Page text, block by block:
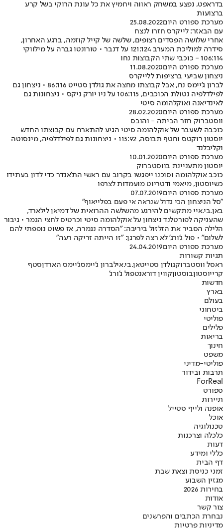
בדראפט, נפצע במשחק ראווה ויחמיץ את כל עונת הרוקי בשל קרע
ברצועות
מערכת ספורט היום25.08.2022
עם הבאזר: לייקרס חזרו לנצח
אחרי שלושה הפסדים רצופים, שלשה של קייל קוזמה, ברגע האחרון,
סידרה למוליכת המערב 121:124 על דנבר • טורונטו גברה על מילווקי
106:114 - כוכבי שתי הקבוצות נחו
מערכת ספורט היום11.08.2020
ניצחון שביעי ברציפות ללייקרס
לברון ג'יימס נח, אבל קבוצתו מחצה את גולדן סטייט 86:116 • ניצחון גם
לפילדלפיה נטולת הכוכבים, 106:115 על ניו יורק ניקס • ניצחונות גם
לאינדיאנה ואוקלהומה סיטי
מערכת ספורט היום28.02.2020
ווסטברוק חזר הביתה - והובס
כוכבה לשעבר של אוקלהומה סיטי הגיע להתארח עם קבוצתו החדש
יוסטון רוקטס וחטף תבוסה, 113:92 • ניצחונות גם לפילדלפיה, מינסוטה
וקליבלנד
מערכת ספורט היום10.01.2020
יוסטון מתעניינת בווסטברוק
כוכב אוקלהומה וסוכנו ייפגשו בקרוב עם ראשי הת'אנדר כדי לדון בעתידו
כשיוסטון, מיאמי ודטריוט מועמדות לצרפו
מערכת ספורט היום07.07.2019
"סל הניצחון הכי גדול שנראה אי פעם בפלייאוף"
באן.בי.איי מתקשים להירגע מהשלשה ההרואית של דמיאן לילארד,
שהעניקה לפורטלנד ניצחון על אוקלהומה סיטי וכרטיס לחצי הגמר • גיבור
הלילה הסביר את הזלזול ביריבה: "הסדרה נגמרה, אז פשוט נופפתי להם
לשלום" • פול ג'ורג' לא רצה לפרגן: "זו הייתה זריקה רעה"
מערכת ספורט היום24.04.2019
תגיות קשורות
ראסל ווסטברוקגולדן סטייטאן.בי.אילברון ג'יימסג'יימס הארדןסטף
קרייוסטוןבוסטוןקווין דוראנטפול ג'ורג'
חדשות
בארץ
בעולם
ביטחוני
פוליטי
פלילים
בריאות
חינוך
משפט
פוליטי-מדיני
תרבות ובידור
ForReal
ספורט
תיירות
אופנה ולייף סטייל
אוכל
טכנולוגיה
כלכלה וצרכנות
דעות
כללי ומידע
דף הבית
זמני כניסת וצאת שבת
מגזין השבוע
בחירות 2026
אודות
צור קשר
נבחרת הכתבים והפרשנים
מדיניות פרטיות